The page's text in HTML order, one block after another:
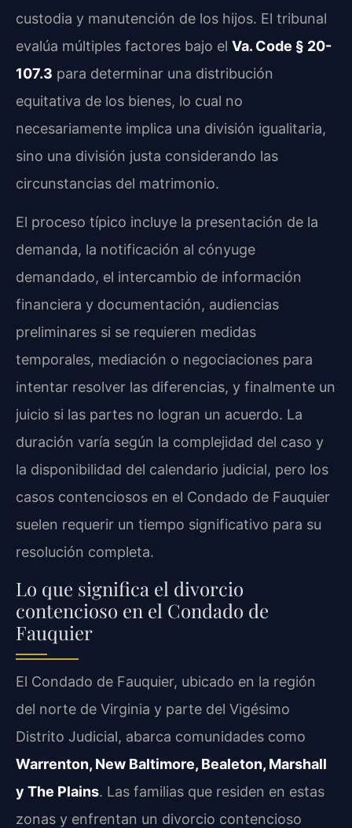
custodia y manutención de los hijos. El tribunal
evalúa múltiples factores bajo el Va. Code § 20-
107.3 para determinar una distribución
equitativa de los bienes, lo cual no
necesariamente implica una división igualitaria,
sino una división justa considerando las
circunstancias del matrimonio.
El proceso típico incluye la presentación de la
demanda, la notificación al cónyuge
demandado, el intercambio de información
financiera y documentación, audiencias
preliminares si se requieren medidas
temporales, mediación o negociaciones para
intentar resolver las diferencias, y finalmente un
juicio si las partes no logran un acuerdo. La
duración varía según la complejidad del caso y
la disponibilidad del calendario judicial, pero los
casos contenciosos en el Condado de Fauquier
suelen requerir un tiempo significativo para su
resolución completa.
Lo que significa el divorcio
contencioso en el Condado de
Fauquier
El Condado de Fauquier, ubicado en la región
del norte de Virginia y parte del Vigésimo
Distrito Judicial, abarca comunidades como
Warrenton, New Baltimore, Bealeton, Marshall
y The Plains. Las familias que residen en estas
zonas y enfrentan un divorcio contencioso